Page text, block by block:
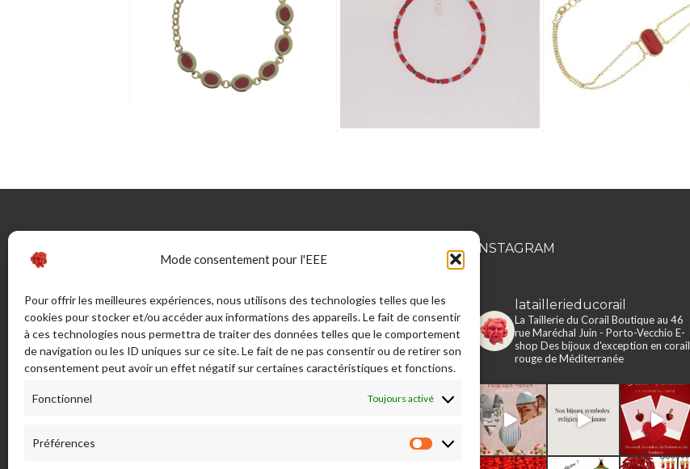
Mode consentement pour l'EEE
Pour offrir les meilleures expériences, nous utilisons des technologies telles que les
cookies pour stocker et/ou accéder aux informations des appareils. Le fait de consentir
à ces technologies nous permettra de traiter des données telles que le comportement
de navigation ou les ID uniques sur ce site. Le fait de ne pas consentir ou de retirer son
consentement peut avoir un effet négatif sur certaines caractéristiques et fonctions.
Fonctionnel Toujours activé
Préférences
Préférences
Bonifacio) - Sortie Sud 20137
PORTO VECCHIO - France
ADRESSE POSTALE:
Guide
La Taillerie du Corail
Bijouterie en ligne
CGV
Mentions légales
Livraisons, retours,
INSTAGRAM
lataillerieducorail
La Taillerie du Corail Boutique au 46
rue Maréchal Juin - Porto-Vecchio E-
shop Des bijoux d'exception en corail
rouge de Méditerranée